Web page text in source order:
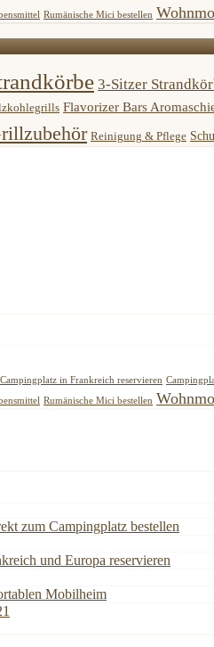
Rumänische Mici bestellen
3-Sitzer
Flavorizer Bars
Reinigung & Pflege
Campingplatz in Frankreich reservieren
Rumänische Mici bestellen
zum Campingplatz bestellen
und Europa reservieren
Mobilheim